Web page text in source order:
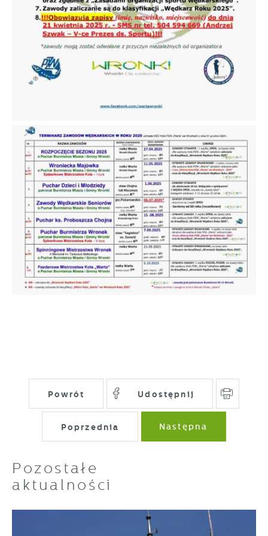
Powrót Udostępnij
Poprzednia Następna
Pozostałe
aktualności